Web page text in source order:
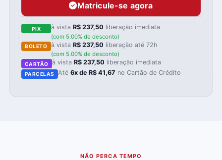
Matricule-se agora
PIX à vistaR$ 237,50 liberação imediata
(com 5.00% de desconto)
BOLETO à vistaR$ 237,50 liberação até 72h
(com 5.00% de desconto)
CARTÃO à vista R$ 237,50 liberação imediata
PARCELAS Até6x de R$ 41,67 no Cartão de Crédito
NÃO PERCA TEMPO